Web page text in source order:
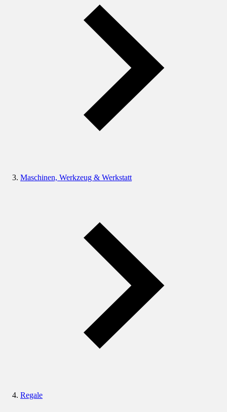
Maschinen, Werkzeug & Werkstatt
Regale